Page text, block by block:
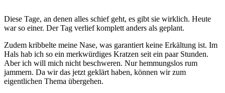
Diese Tage, an denen alles schief geht, es gibt sie wirklich. Heute
war so einer. Der Tag verlief komplett anders als geplant.
Zudem kribbelte meine Nase, was garantiert keine Erkältung ist. Im
Hals hab ich so ein merkwürdiges Kratzen seit ein paar Stunden.
Aber ich will mich nicht beschweren. Nur hemmungslos rum
jammern. Da wir das jetzt geklärt haben, können wir zum
eigentlichen Thema übergehen.